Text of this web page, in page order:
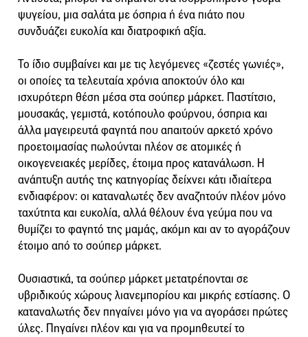
ψυγείου, μια σαλάτα με όσπρια ή ένα πιάτο που
συνδυάζει ευκολία και διατροφική αξία.
Το ίδιο συμβαίνει και με τις λεγόμενες «ζεστές γωνιές»,
οι οποίες τα τελευταία χρόνια αποκτούν όλο και
ισχυρότερη θέση μέσα στα σούπερ μάρκετ. Παστίτσιο,
μουσακάς, γεμιστά, κοτόπουλο φούρνου, όσπρια και
άλλα μαγειρευτά φαγητά που απαιτούν αρκετό χρόνο
προετοιμασίας πωλούνται πλέον σε ατομικές ή
οικογενειακές μερίδες, έτοιμα προς κατανάλωση. Η
ανάπτυξη αυτής της κατηγορίας δείχνει κάτι ιδιαίτερα
ενδιαφέρον: οι καταναλωτές δεν αναζητούν πλέον μόνο
ταχύτητα και ευκολία, αλλά θέλουν ένα γεύμα που να
θυμίζει το φαγητό της μαμάς, ακόμη και αν το αγοράζουν
έτοιμο από το σούπερ μάρκετ.
Ουσιαστικά, τα σούπερ μάρκετ μετατρέπονται σε
υβριδικούς χώρους λιανεμπορίου και μικρής εστίασης. Ο
καταναλωτής δεν πηγαίνει μόνο για να αγοράσει πρώτες
ύλες. Πηγαίνει πλέον και για να προμηθευτεί το